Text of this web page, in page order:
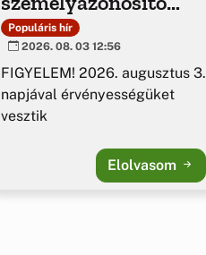
igazolványok
Populáris hír
2026. 08. 03 12:56
FIGYELEM! 2026. augusztus 3.
napjával érvényességüket
vesztik
Elolvasom